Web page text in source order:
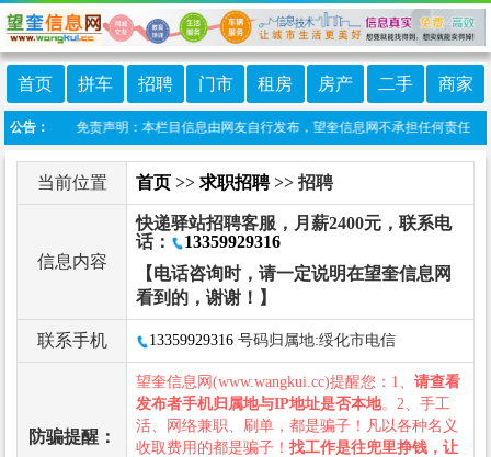
首页 拼车 招聘 门市 租房 房产 二手 商家
公告：
奎信息港 免责声明：本栏目信息由网友自行发布，望奎信息网不承担任何责任！
当前位置 首页 >> 求职招聘>> 招聘
信息内容
快递驿站招聘客服，月薪2400元，联系电
话：
13359929316
【电话咨询时，请一定说明在望奎信息网
看到的，谢谢！】
联系手机 13359929316 号码归属地:绥化市电信
防骗提醒：
望奎信息网(www.wangkui.cc)提醒您：1、 请查看
发布者手机归属地与IP地址是否本地。2、手工
活、网络兼职、刷单，都是骗子！凡以各种名义
收取费用的都是骗子！ 找工作是往兜里挣钱，让